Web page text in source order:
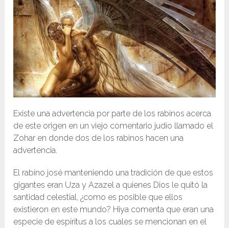
Existe una advertencia por parte de los rabinos acerca
de este origen en un viejo comentario judío llamado el
Zohar en donde dos de los rabinos hacen una
advertencia.
El rabino josé manteniendo una tradición de que estos
gigantes eran Uza y Azazel a quienes Dios le quitó la
santidad celestial, ¿como es posible que ellos
existieron en este mundo? Hiya comenta que eran una
especie de espíritus a los cuales se mencionan en el